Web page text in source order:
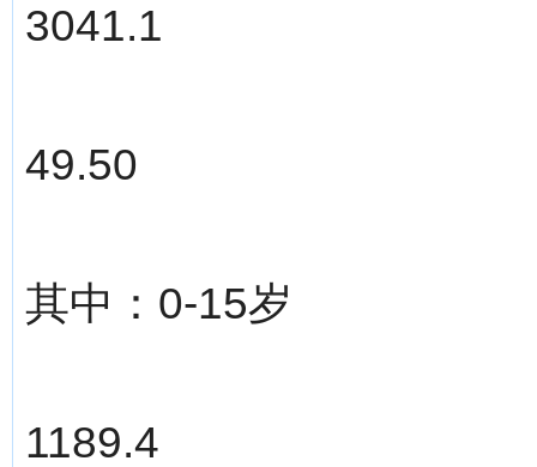
3041.1
49.50
其中：0-15岁
1189.4